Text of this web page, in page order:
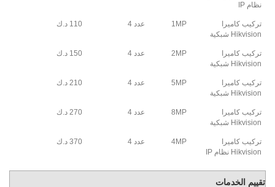
نظام IP
تركيب كاميرا
Hikvision شبكية
1MP عدد 4 110 د.ك
تركيب كاميرا
Hikvision شبكية
2MP عدد 4 150 د.ك
تركيب كاميرا
Hikvision شبكية
5MP عدد 4 210 د.ك
تركيب كاميرا
Hikvision شبكية
8MP عدد 4 270 د.ك
تركيب كاميرا
Hikvision نظام IP
4MP عدد 4 370 د.ك
تقييم الخدمات